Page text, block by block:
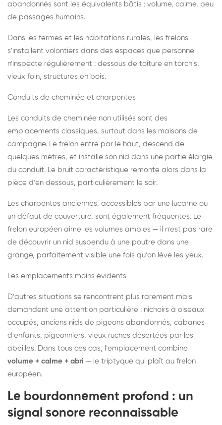
abandonnés sont les équivalents bâtis : volume, calme, peu
de passages humains.
Dans les fermes et les habitations rurales, les frelons
s'installent volontiers dans des espaces que personne
n'inspecte régulièrement : dessous de toiture en torchis,
vieux foin, structures en bois.
Conduits de cheminée et charpentes
Les conduits de cheminée non utilisés sont des
emplacements classiques, surtout dans les maisons de
campagne. Le frelon entre par le haut, descend de
quelques mètres, et installe son nid dans une partie élargie
du conduit. Le bruit caractéristique remonte alors dans la
pièce d'en dessous, particulièrement le soir.
Les charpentes anciennes, accessibles par une lucarne ou
un défaut de couverture, sont également fréquentes. Le
frelon européen aime les volumes amples — il n'est pas rare
de découvrir un nid suspendu à une poutre dans une
grange, parfaitement visible une fois qu'on lève les yeux.
Les emplacements moins évidents
D'autres situations se rencontrent plus rarement mais
demandent une attention particulière : nichoirs à oiseaux
occupés, anciens nids de pigeons abandonnés, cabanes
d'enfants, pigeonniers, vieux ruches désertées par les
abeilles. Dans tous ces cas, l'emplacement combine
volume + calme + abri — le triptyque qui plaît au frelon
européen.
Le bourdonnement profond : un
signal sonore reconnaissable